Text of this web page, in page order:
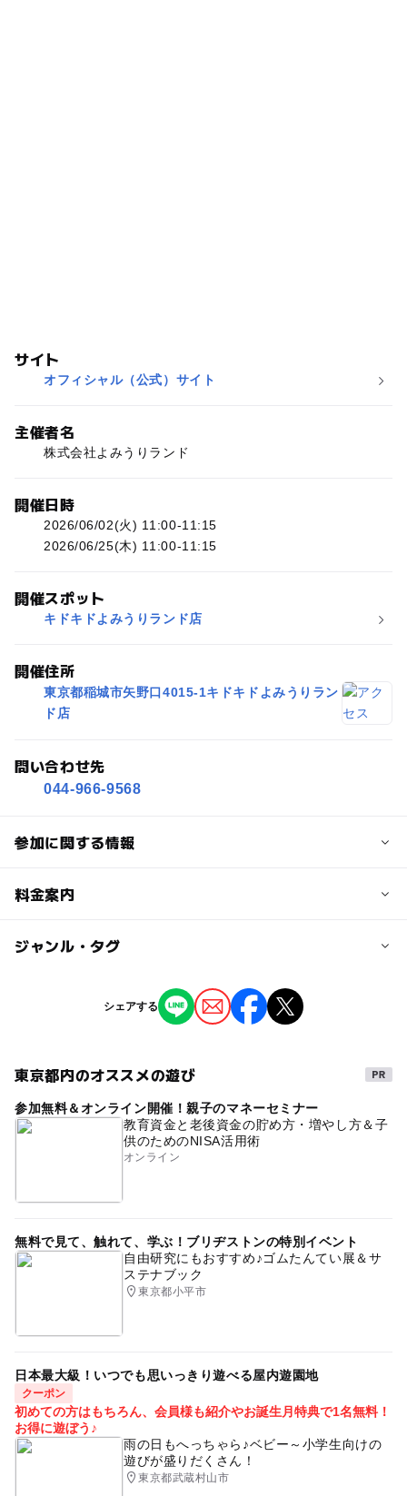
サイト
オフィシャル（公式）サイト
主催者名
株式会社よみうりランド
開催日時
2026/06/02(火) 11:00-11:15
2026/06/25(木) 11:00-11:15
開催スポット
キドキドよみうりランド店
開催住所
東京都稲城市矢野口4015-1キドキドよみうりラン
ド店
問い合わせ先
044-966-9568
参加に関する情報
対象年齢
料金案内
子供の料金詳細
（ご入場にはご料金がかかります。詳しくは公式サイトの
料金情報をご覧ください。）
イベントのご参加は無料です。
（ご入場にはご料金がかかります。詳しくは公式サイトの
料金情報をご覧ください。）
ジャンル・タグ
タグ
屋内遊園地のイベント 工作・クラフト体験
シェアする
東京都内のオススメの遊び
参加無料＆オンライン開催！親子のマネーセミナー
教育資金と老後資金の貯め方・増やし方＆子
供のためのNISA活用術
オンライン
無料で見て、触れて、学ぶ！ブリヂストンの特別イベント
自由研究にもおすすめ♪ゴムたんてい展＆サ
ステナブック
東京都小平市
日本最大級！いつでも思いっきり遊べる屋内遊園地
クーポン
初めての方はもちろん、会員様も紹介やお誕生月特典で1名無料！
お得に遊ぼう♪
雨の日もへっちゃら♪ベビー～小学生向けの
遊びが盛りだくさん！
東京都武蔵村山市